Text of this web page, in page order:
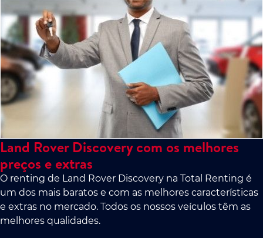
Land Rover Discovery com os melhores
preços e extras
O renting de Land Rover Discovery na Total Renting é
um dos mais baratos e com as melhores características
e extras no mercado. Todos os nossos veículos têm as
melhores qualidades.